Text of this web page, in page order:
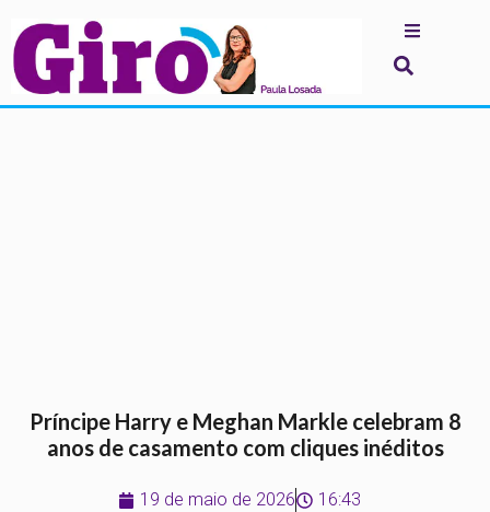
Príncipe Harry e Meghan Markle celebram 8
anos de casamento com cliques inéditos
19 de maio de 2026 16:43